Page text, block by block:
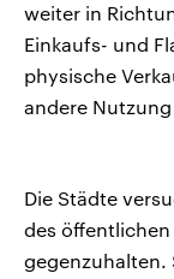
weiter in
Einkaufs- und
physische
andere
Die Städte
des
gegenzuhalten.